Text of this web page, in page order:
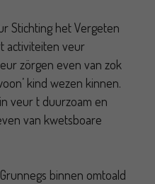
Stichting het Vergeten
activiteiten veur
zörgen even van zok
kind wezen kinnen.
veur t duurzoam en
van kwetsboare
binnen omtoald